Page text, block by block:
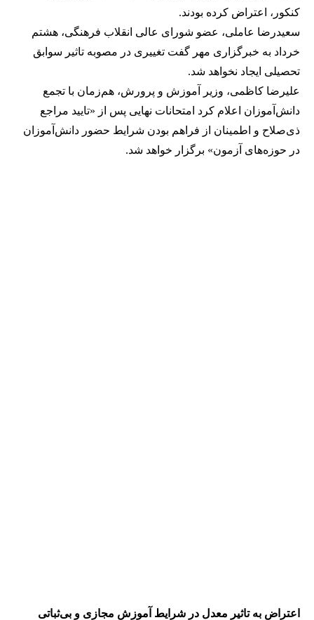
کنکور، اعتراض کرده بودند.
سعیدرضا عاملی، عضو شورای عالی انقلاب فرهنگی، هشتم
خرداد به خبرگزاری مهر گفت تغییری در مصوبه تاثیر سوابق
تحصیلی ایجاد نخواهد شد.
علیرضا کاظمی، وزیر آموزش و پرورش، هم‌زمان با تجمع
دانش‌آموزان اعلام کرد امتحانات نهایی پس از «تایید مراجع
ذی‌صلاح و اطمینان از فراهم بودن شرایط حضور دانش‌آموزان
در حوزه‌های آزمون» برگزار خواهد شد.
اعتراض به تاثیر معدل در شرایط آموزش مجازی و بی‌ثباتی